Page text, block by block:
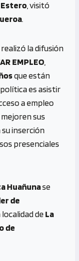
Estero , visitó
.
realizó la difusión
EMPLEO
que están
es asistir
a empleo
sus
inserción
presenciales
Huañunase
de
localidad deLa
de